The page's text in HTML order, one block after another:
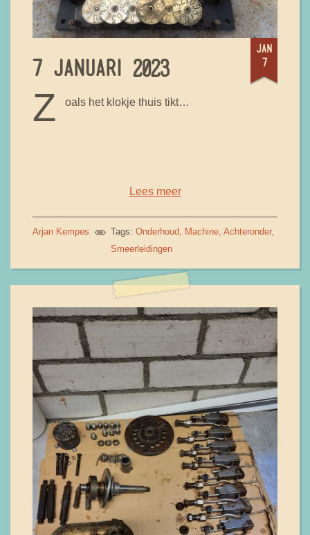
jan
7
7 JANUARI 2023
Z oals het klokje thuis tikt…
Lees meer
Arjan Kempes Tags: Onderhoud Machine Achteronder
Smeerleidingen